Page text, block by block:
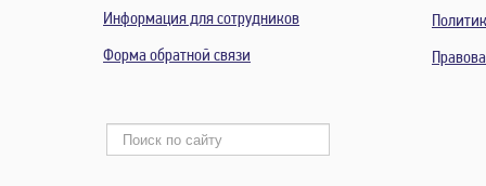
Информация для сотрудников
Форма обратной связи